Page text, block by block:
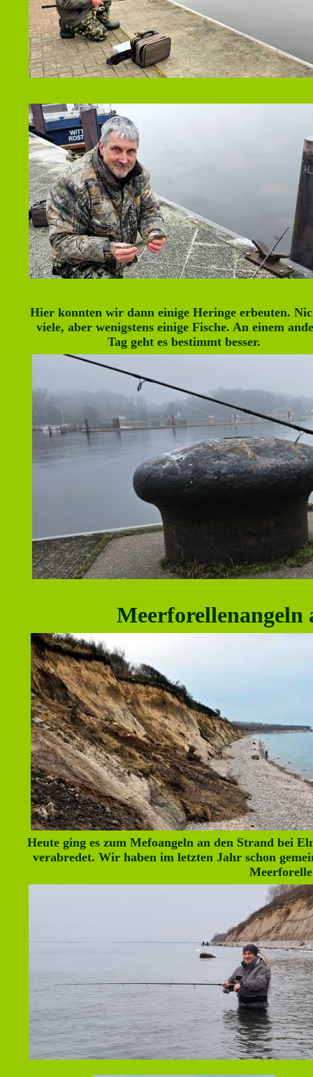
Hier konnten wir dann einige Heringe erbeuten.
viele, aber wenigstens einige Fische. An einem
Tag geht es bestimmt besser.
Meerforellenangeln
Heute ging es zum Mefoangeln an den Strand bei
verabredet. Wir haben im letzten Jahr schon
Meerforelle